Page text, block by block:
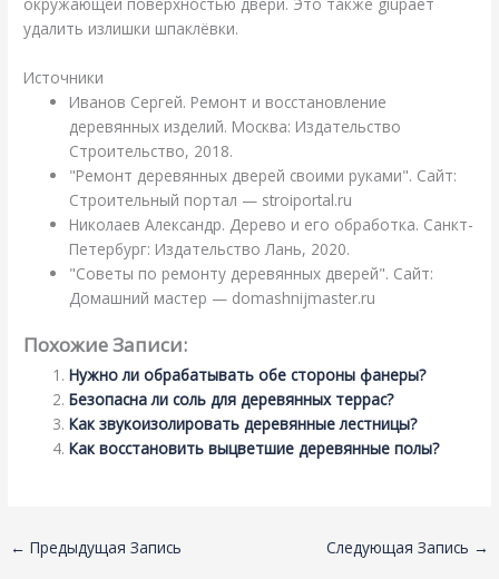
удалить излишки шпаклёвки.
Источники
Иванов Сергей. Ремонт и восстановление
деревянных изделий. Москва: Издательство
Строительство, 2018.
"Ремонт деревянных дверей своими руками". Сайт:
Строительный портал — stroiportal.ru
Николаев Александр. Дерево и его обработка. Санкт-
Петербург: Издательство Лань, 2020.
"Советы по ремонту деревянных дверей". Сайт:
Домашний мастер — domashnijmaster.ru
Похожие Записи:
Нужно ли обрабатывать обе стороны фанеры?
Безопасна ли соль для деревянных террас?
Как звукоизолировать деревянные лестницы?
Как восстановить выцветшие деревянные полы?
← Предыдущая Запись Следующая Запись →